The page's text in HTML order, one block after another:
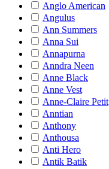
Anglo American
Angulus
Ann Summers
Anna Sui
Annapurna
Anndra Neen
Anne Black
Anne Vest
Anne-Claire Petit
Anntian
Anthony
Anthousa
Anti Hero
Antik Batik